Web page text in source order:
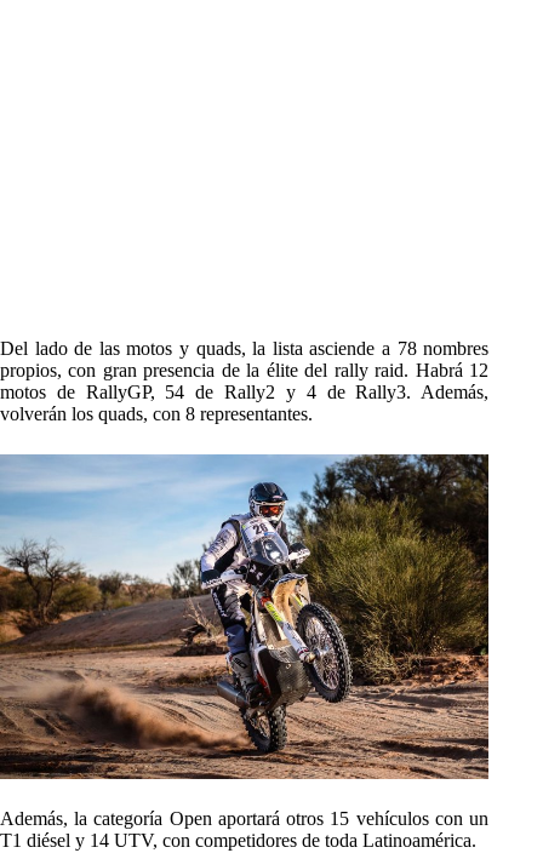
Del lado de las motos y quads, la lista asciende a 78 nombres
propios, con gran presencia de la élite del rally raid. Habrá 12
motos de RallyGP, 54 de Rally2 y 4 de Rally3. Además,
volverán los quads, con 8 representantes.
Además, la categoría Open aportará otros 15 vehículos con un
T1 diésel y 14 UTV, con competidores de toda Latinoamérica.